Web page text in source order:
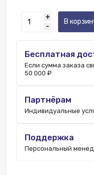
+
-
В
Бесплатная
Если сумма заказа
50 000 ₽
Партнёрам
Индивидуальные
Поддержка
Персональный